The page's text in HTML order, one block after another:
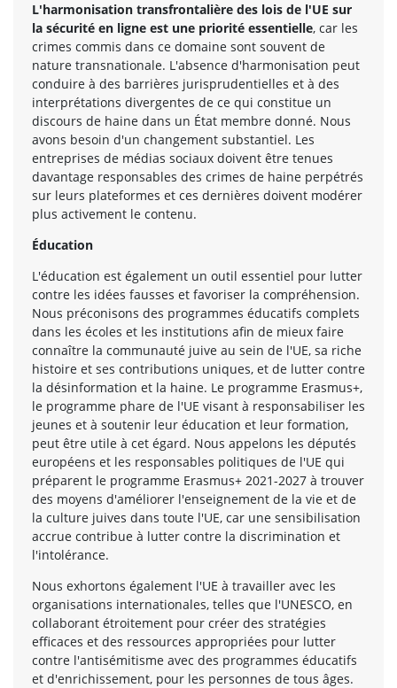
L'harmonisation transfrontalière des lois de l'UE sur
la sécurité en ligne est une priorité essentielle, car les
crimes commis dans ce domaine sont souvent de
nature transnationale. L'absence d'harmonisation peut
conduire à des barrières jurisprudentielles et à des
interprétations divergentes de ce qui constitue un
discours de haine dans un État membre donné. Nous
avons besoin d'un changement substantiel. Les
entreprises de médias sociaux doivent être tenues
davantage responsables des crimes de haine perpétrés
sur leurs plateformes et ces dernières doivent modérer
plus activement le contenu.
Éducation
L'éducation est également un outil essentiel pour lutter
contre les idées fausses et favoriser la compréhension.
Nous préconisons des programmes éducatifs complets
dans les écoles et les institutions afin de mieux faire
connaître la communauté juive au sein de l'UE, sa riche
histoire et ses contributions uniques, et de lutter contre
la désinformation et la haine. Le programme Erasmus+,
le programme phare de l'UE visant à responsabiliser les
jeunes et à soutenir leur éducation et leur formation,
peut être utile à cet égard. Nous appelons les députés
européens et les responsables politiques de l'UE qui
préparent le programme Erasmus+ 2021-2027 à trouver
des moyens d'améliorer l'enseignement de la vie et de
la culture juives dans toute l'UE, car une sensibilisation
accrue contribue à lutter contre la discrimination et
l'intolérance.
Nous exhortons également l'UE à travailler avec les
organisations internationales, telles que l'UNESCO, en
collaborant étroitement pour créer des stratégies
efficaces et des ressources appropriées pour lutter
contre l'antisémitisme avec des programmes éducatifs
et d'enrichissement, pour les personnes de tous âges.